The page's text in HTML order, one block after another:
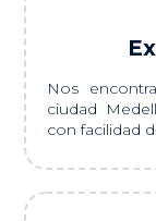
Nos
ciudad
con facilidad